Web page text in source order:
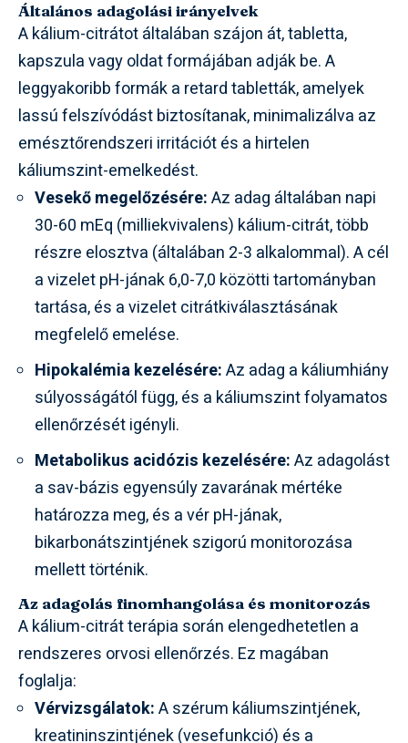
Általános adagolási irányelvek
A kálium-citrátot általában szájon át, tabletta,
kapszula vagy oldat formájában adják be. A
leggyakoribb formák a retard tabletták, amelyek
lassú felszívódást biztosítanak, minimalizálva az
emésztőrendszeri irritációt és a hirtelen
káliumszint-emelkedést.
Vesekő megelőzésére:Az adag általában napi
30-60 mEq (milliekvivalens) kálium-citrát, több
részre elosztva (általában 2-3 alkalommal). A cél
a vizelet pH-jának 6,0-7,0 közötti tartományban
tartása, és a vizelet citrátkiválasztásának
megfelelő emelése.
Hipokalémia kezelésére:Az adag a káliumhiány
súlyosságától függ, és a káliumszint folyamatos
ellenőrzését igényli.
Metabolikus acidózis kezelésére:Az adagolást
a sav-bázis egyensúly zavarának mértéke
határozza meg, és a vér pH-jának,
bikarbonátszintjének szigorú monitorozása
mellett történik.
Az adagolás finomhangolása és monitorozás
A kálium-citrát terápia során elengedhetetlen a
rendszeres orvosi ellenőrzés. Ez magában
foglalja:
Vérvizsgálatok:A szérum káliumszintjének,
kreatininszintjének (vesefunkció) és a